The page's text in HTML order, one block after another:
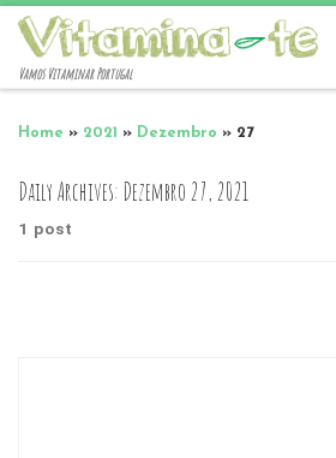
Vamos Vitaminar Portugal
Home » 2021 » Dezembro » 27
Daily Archives: Dezembro 27, 2021
1 post